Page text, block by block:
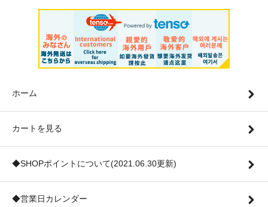
ホーム
カートを見る
◆SHOPポイントについて(2021.06.30更新)
◆営業日カレンダー